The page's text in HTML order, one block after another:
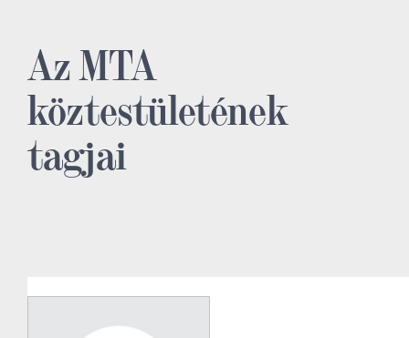
Az MTA
köztestületének
tagjai